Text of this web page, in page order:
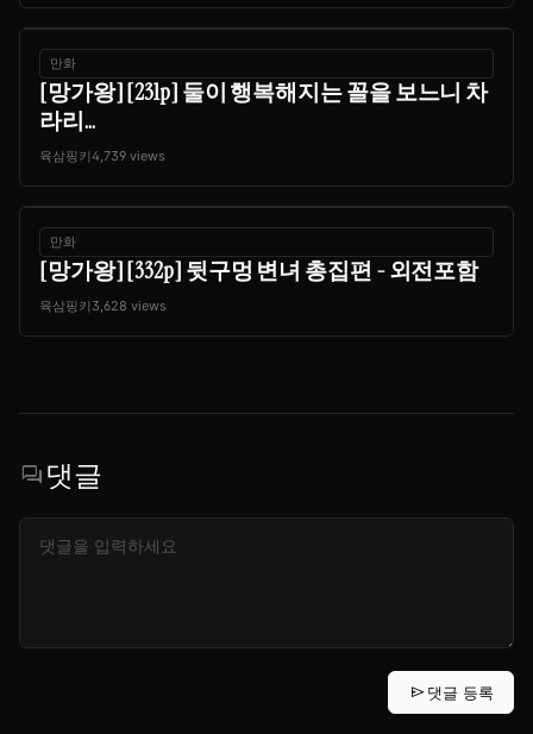
만화
[망가왕] [231p] 둘이 행복해지는 꼴을 보느니 차
라리...
육삼핑키4,739 views
만화
[망가왕] [332p] 뒷구멍 변녀 총집편 - 외전포함
육삼핑키 3,628 views
forum댓글
send댓글 등록